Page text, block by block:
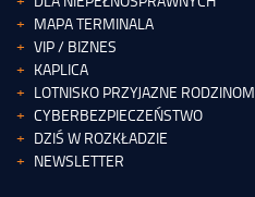
MAPA TERMINALA
VIP / BIZNES
KAPLICA
LOTNISKO PRZYJAZNE RODZINOM
CYBERBEZPIECZEŃSTWO
DZIŚ W ROZKŁADZIE
NEWSLETTER